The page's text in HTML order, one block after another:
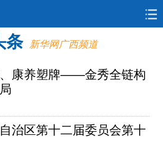
政府
要闻
新华社记
条 新华网广西频道
康养塑牌——金秀全链构
治区第十二届委员会第十